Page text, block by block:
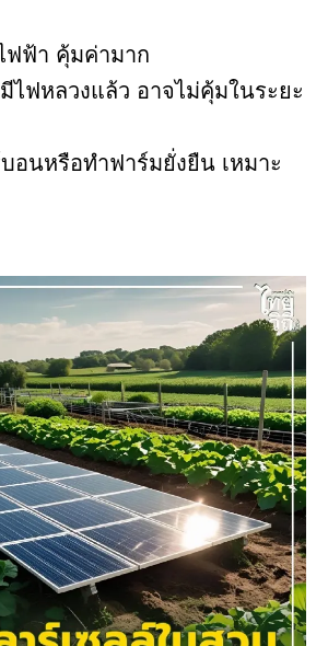
ฟฟ้า คุ้มค่ามาก
ไฟหลวงแล้ว อาจไม่คุ้มในระยะ
อนหรือทำฟาร์มยั่งยืน เหมาะ